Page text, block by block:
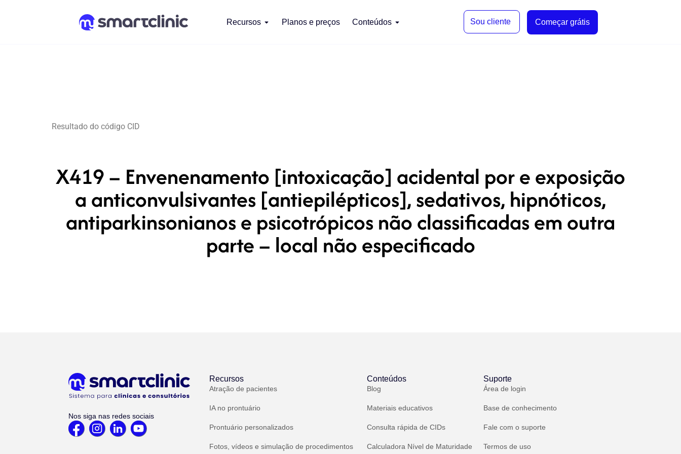
Recursos Planos e preços Conteúdos Sou cliente Começar grátis
Resultado do código CID
X419 – Envenenamento [intoxicação] acidental por e exposição
a anticonvulsivantes [antiepilépticos], sedativos, hipnóticos,
antiparkinsonianos e psicotrópicos não classificadas em outra
parte – local não especificado
Nos siga nas redes sociais
Recursos
Atração de pacientes
IA no prontuário
Prontuário personalizados
Fotos, vídeos e simulação de procedimentos
Conteúdos
Blog
Materiais educativos
Consulta rápida de CIDs
Calculadora Nível de Maturidade
Suporte
Área de login
Base de conhecimento
Fale com o suporte
Termos de uso